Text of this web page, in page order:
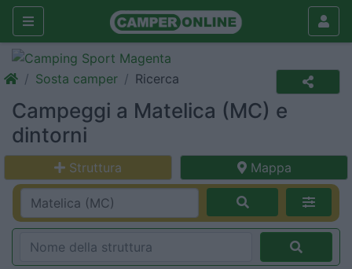
Sosta camper Ricerca
Campeggi a Matelica (MC) e
dintorni
Struttura Mappa